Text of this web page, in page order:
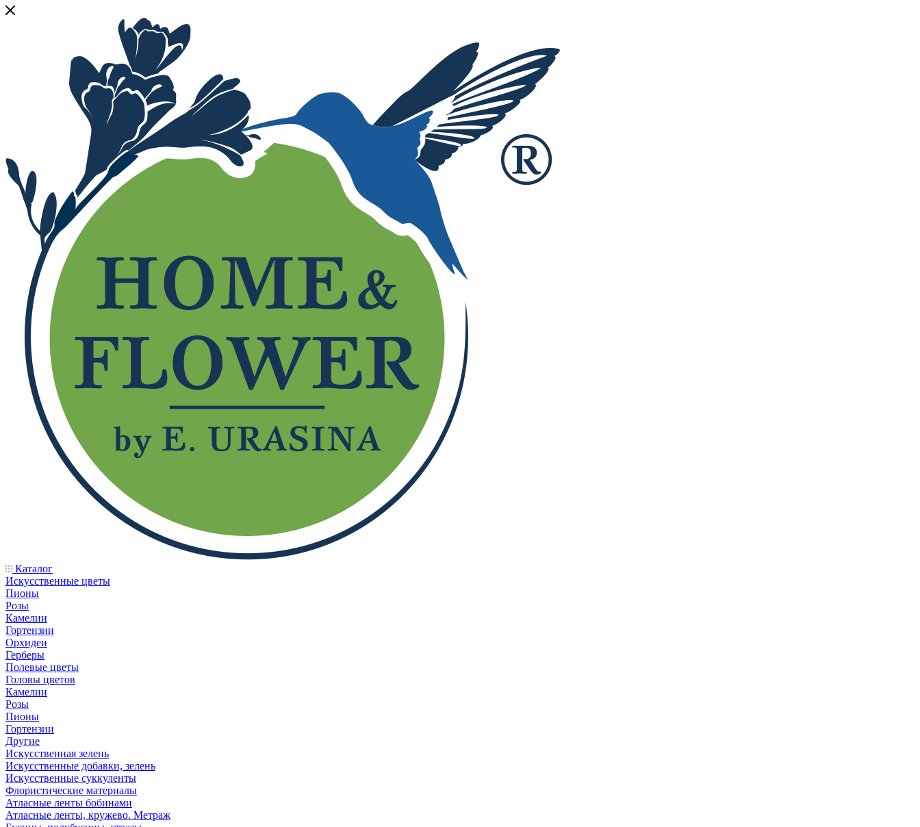
Каталог
Искусственные цветы
Пионы
Розы
Камелии
Гортензии
Орхидеи
Герберы
Полевые цветы
Головы цветов
Камелии
Розы
Пионы
Гортензии
Другие
Искусственная зелень
Искусственные добавки, зелень
Искусственные суккуленты
Флористические материалы
Атласные ленты бобинами
Атласные ленты, кружево. Метраж